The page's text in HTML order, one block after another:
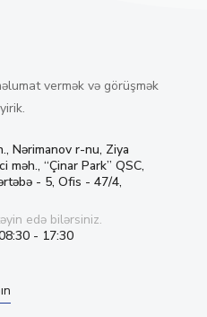
vermək və görüşmək
Nərimanov r-nu, Ziya
məh., “Çinar Park” QSC,
- 5, Ofis - 47/4,
edə bilərsiniz.
- 17:30